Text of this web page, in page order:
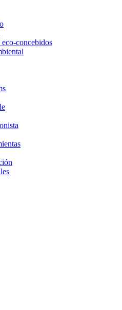
concebidos